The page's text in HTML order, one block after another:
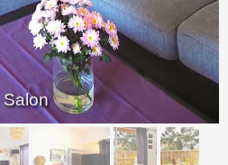
Salon